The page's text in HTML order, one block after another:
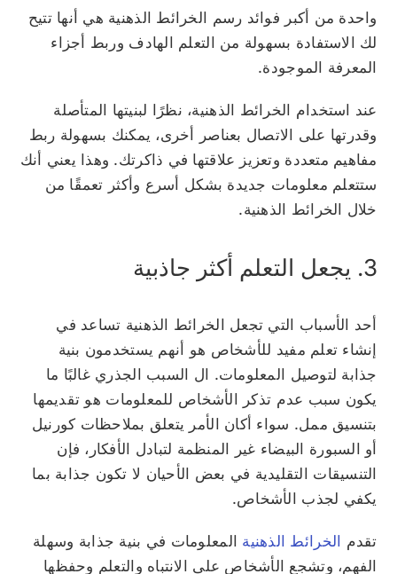
واحدة من أكبر فوائد رسم الخرائط الذهنية هي أنها تتيح
لك الاستفادة بسهولة من التعلم الهادف وربط أجزاء
المعرفة الموجودة.
عند استخدام الخرائط الذهنية، نظرًا لبنيتها المتأصلة
وقدرتها على الاتصال بعناصر أخرى، يمكنك بسهولة ربط
مفاهيم متعددة وتعزيز علاقتها في ذاكرتك. وهذا يعني أنك
ستتعلم معلومات جديدة بشكل أسرع وأكثر تعمقًا من
خلال الخرائط الذهنية.
3. يجعل التعلم أكثر جاذبية
أحد الأسباب التي تجعل الخرائط الذهنية تساعد في
إنشاء تعلم مفيد للأشخاص هو أنهم يستخدمون بنية
جذابة لتوصيل المعلومات. ال
السبب الجذري غالبًا ما
يكون سبب عدم تذكر الأشخاص للمعلومات هو تقديمها
بتنسيق ممل. سواء أكان الأمر يتعلق بملاحظات كورنيل
أو السبورة البيضاء غير المنظمة لتبادل الأفكار، فإن
التنسيقات التقليدية في بعض الأحيان لا تكون جذابة بما
يكفي لجذب الأشخاص.
تقدم الخرائط الذهنية المعلومات في بنية جذابة وسهلة
الفهم، وتشجع الأشخاص على الانتباه والتعلم وحفظها